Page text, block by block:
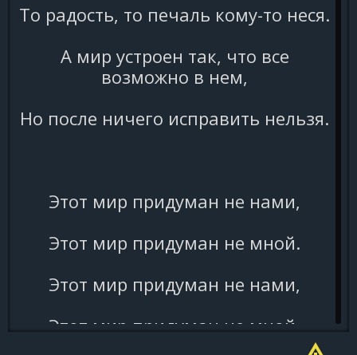
То радость, то печаль кому-то неся.
А мир устроен так, что все
возможно в нем,
Но после ничего исправить нельзя.
Этот мир придуман не нами,
Этот мир придуман не мной.
Этот мир придуман не нами,
Этот мир придуман не мной.